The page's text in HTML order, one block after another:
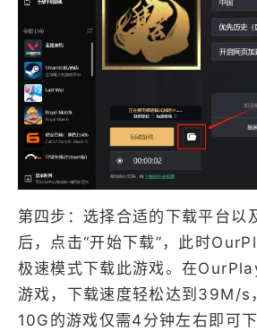
第四步：选择合适的下载平台以
后，点击“开始下载”，此时
极速模式下载此游戏。在
游戏，下载速度轻松达到39M/s
10G的游戏仅需4分钟左右即可下